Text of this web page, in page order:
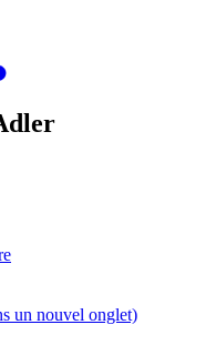
un nouvel onglet)